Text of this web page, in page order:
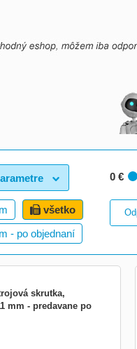
0 €
všetko
- po objednaní
skrutka,
mm - predavane po